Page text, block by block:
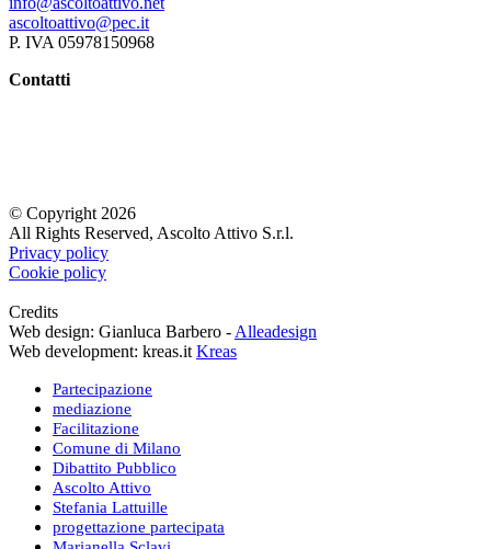
ascoltoattivo@pec.it
P. IVA 05978150968
Contatti
© Copyright 2026
All Rights Reserved, Ascolto Attivo S.r.l.
Privacy policy
Cookie policy
Credits
Web design: Gianluca Barbero - Alleadesign
Web development: kreas.it Kreas
Partecipazione
mediazione
Facilitazione
Comune di Milano
Dibattito Pubblico
Ascolto Attivo
Stefania Lattuille
progettazione partecipata